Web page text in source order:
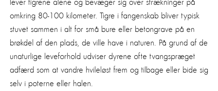
lever tigrene alene og bevæger sig over strækninger på
omkring 80-100 kilometer. Tigre i fangenskab bliver typisk
stuvet sammen i alt for små bure eller betongrave på en
brøkdel af den plads, de ville have i naturen. På grund af de
unaturlige leveforhold udviser dyrene ofte tvangspræget
adfærd som at vandre hvileløst frem og tilbage eller bide sig
selv i poterne eller halen.